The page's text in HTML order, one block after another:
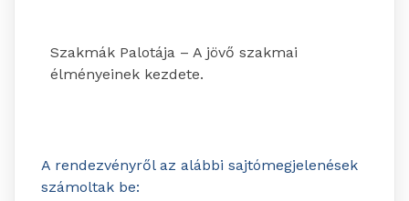
Szakmák Palotája – A jövő szakmai
élményeinek kezdete.
A rendezvényről az alábbi sajtómegjelenések
számoltak be: